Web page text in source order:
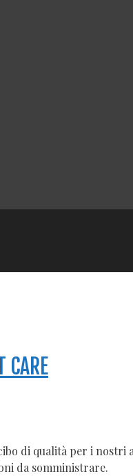
CARE
di qualità per i nostri
da somministrare.